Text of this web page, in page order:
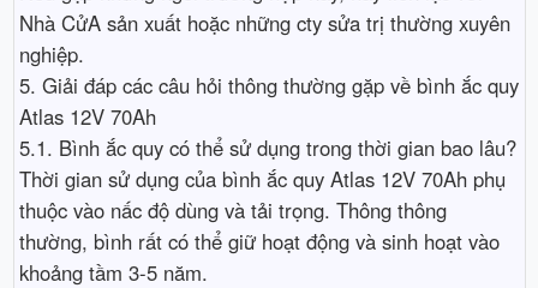
Nhà CửA sản xuất hoặc những cty sửa trị thường xuyên
nghiệp.
5. Giải đáp các câu hỏi thông thường gặp về bình ắc quy
Atlas 12V 70Ah
5.1. Bình ắc quy có thể sử dụng trong thời gian bao lâu?
Thời gian sử dụng của bình ắc quy Atlas 12V 70Ah phụ
thuộc vào nấc độ dùng và tải trọng. Thông thông
thường, bình rất có thể giữ hoạt động và sinh hoạt vào
khoảng tầm 3-5 năm.